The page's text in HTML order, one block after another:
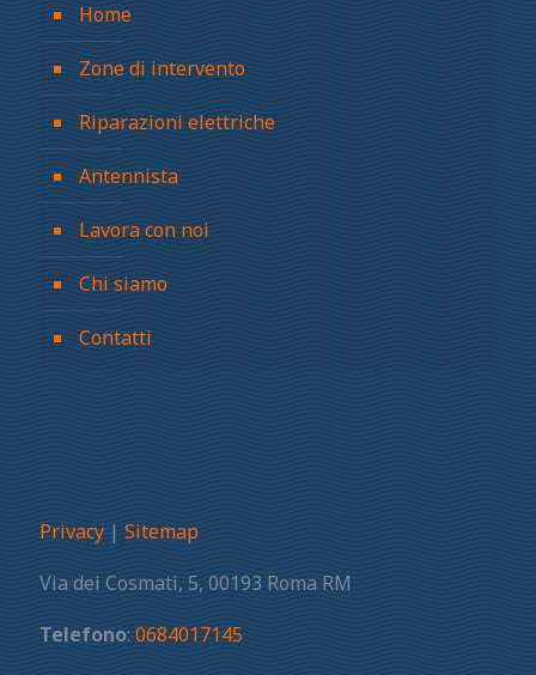
Home
Zone di intervento
Riparazioni elettriche
Antennista
Lavora con noi
Chi siamo
Contatti
Privacy | Sitemap
Via dei Cosmati, 5, 00193 Roma RM
Telefono: 0684017145